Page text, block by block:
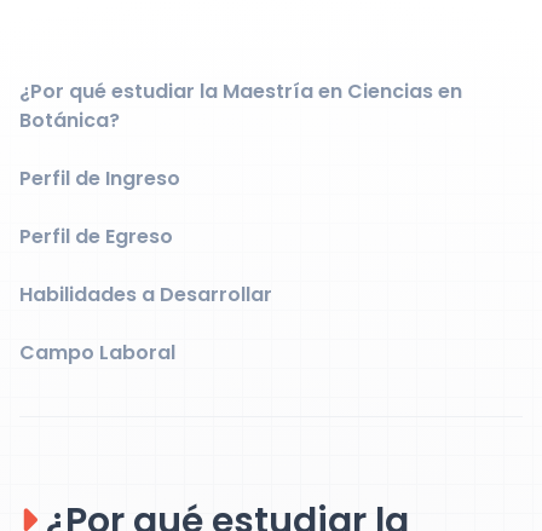
¿Por qué estudiar la Maestría en Ciencias en
Botánica?
Perfil de Ingreso
Perfil de Egreso
Habilidades a Desarrollar
Campo Laboral